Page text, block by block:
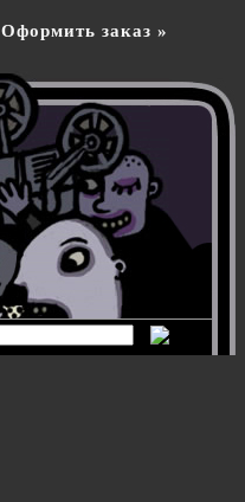
Оформить заказ »